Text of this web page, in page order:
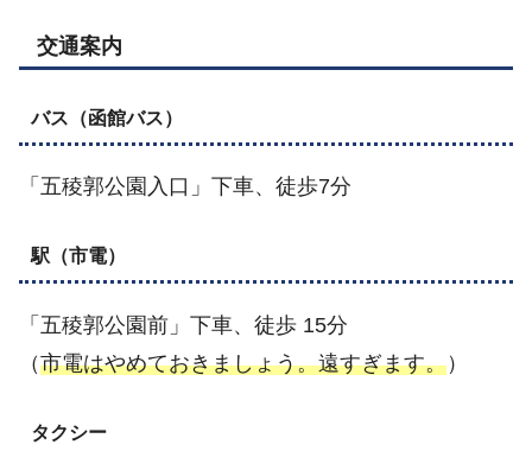
交通案内
バス（函館バス）
「五稜郭公園入口」下車、徒歩7分
駅（市電）
「五稜郭公園前」下車、徒歩 15分
（市電はやめておきましょう。遠すぎます。）
タクシー